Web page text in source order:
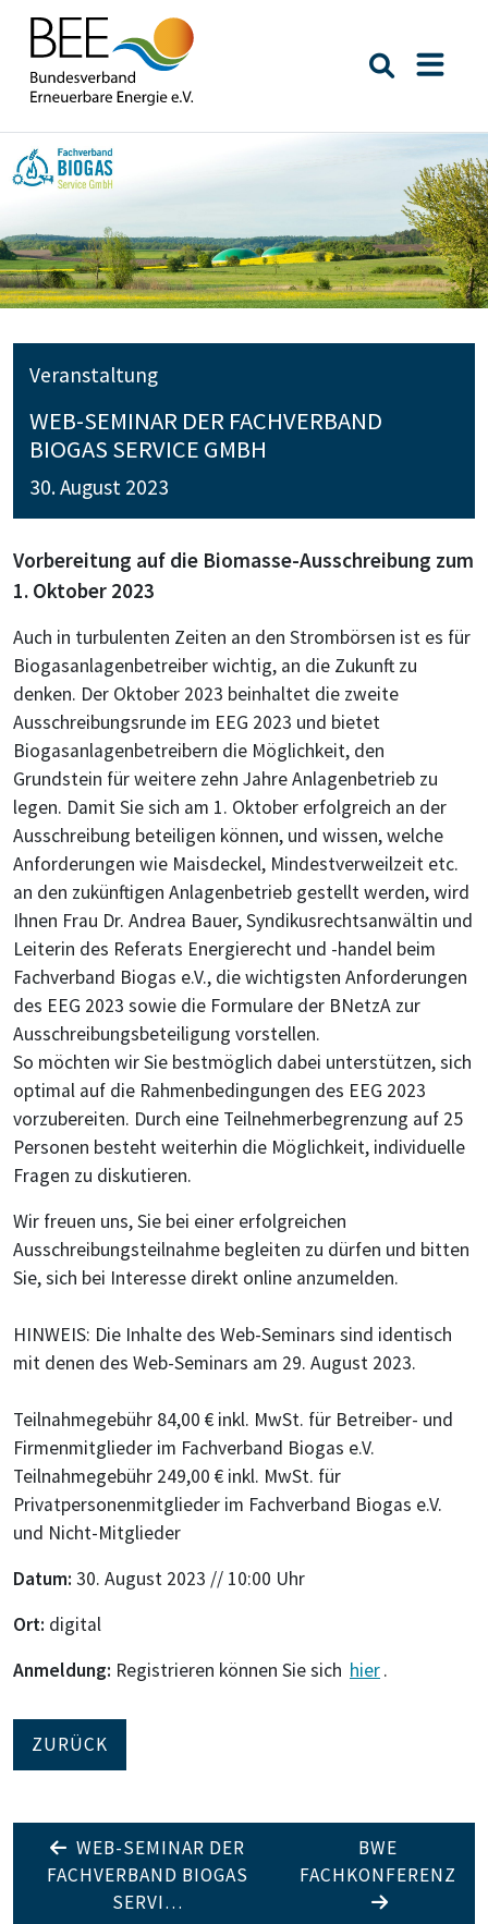
Suche
Veranstaltung
WEB-SEMINAR DER FACHVERBAND
BIOGAS SERVICE GMBH
30. August 2023
Vorbereitung auf die Biomasse-Ausschreibung zum
1. Oktober 2023
Auch in turbulenten Zeiten an den Strombörsen ist es für
Biogasanlagenbetreiber wichtig, an die Zukunft zu
denken. Der Oktober 2023 beinhaltet die zweite
Ausschreibungsrunde im EEG 2023 und bietet
Biogasanlagenbetreibern die Möglichkeit, den
Grundstein für weitere zehn Jahre Anlagenbetrieb zu
legen. Damit Sie sich am 1. Oktober erfolgreich an der
Ausschreibung beteiligen können, und wissen, welche
Anforderungen wie Maisdeckel, Mindestverweilzeit etc.
an den zukünftigen Anlagenbetrieb gestellt werden, wird
Ihnen Frau Dr. Andrea Bauer, Syndikusrechtsanwältin und
Leiterin des Referats Energierecht und -handel beim
Fachverband Biogas e.V., die wichtigsten Anforderungen
des EEG 2023 sowie die Formulare der BNetzA zur
Ausschreibungsbeteiligung vorstellen.
So möchten wir Sie bestmöglich dabei unterstützen, sich
optimal auf die Rahmenbedingungen des EEG 2023
vorzubereiten. Durch eine Teilnehmerbegrenzung auf 25
Personen besteht weiterhin die Möglichkeit, individuelle
Fragen zu diskutieren.
Wir freuen uns, Sie bei einer erfolgreichen
Ausschreibungsteilnahme begleiten zu dürfen und bitten
Sie, sich bei Interesse direkt online anzumelden.
HINWEIS: Die Inhalte des Web-Seminars sind identisch
mit denen des Web-Seminars am 29. August 2023.
Teilnahmegebühr 84,00 € inkl. MwSt. für Betreiber- und
Firmenmitglieder im Fachverband Biogas e.V.
Teilnahmegebühr 249,00 € inkl. MwSt. für
Privatpersonenmitglieder im Fachverband Biogas e.V.
und Nicht-Mitglieder
Datum: 30. August 2023 // 10:00 Uhr
Ort: digital
Anmeldung: Registrieren können Sie sich hier.
ZURÜCK
WEB-SEMINAR DER
FACHVERBAND BIOGAS
SERVI…
BWE
FACHKONFERENZ